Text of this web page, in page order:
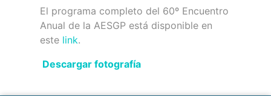
El programa completo del 60º Encuentro
Anual de la AESGP está disponible en
este link.
Descargar fotografía